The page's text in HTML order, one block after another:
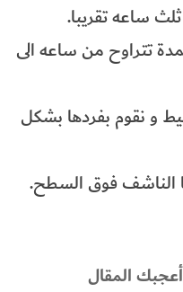
تتراوح من ساعه الى
و نقوم بفردها بشكل
المقال